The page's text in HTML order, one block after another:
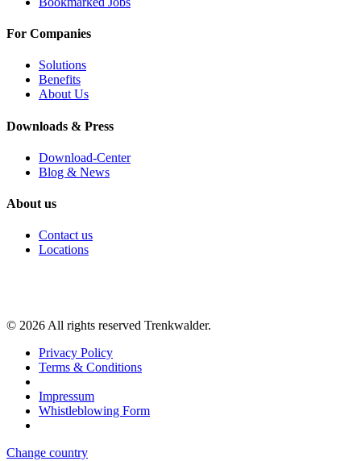
For Companies
Solutions
Benefits
About Us
Downloads & Press
Download-Center
Blog & News
About us
Contact us
Locations
© 2026 All rights reserved Trenkwalder.
Privacy Policy
Terms & Conditions
Impressum
Whistleblowing Form
Change country